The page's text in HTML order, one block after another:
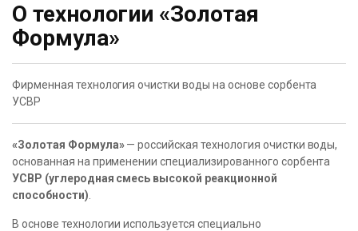
О технологии «Золотая
Формула»
Фирменная технология очистки воды на основе сорбента
УСВР
«Золотая Формула»— российская технология очистки воды,
основанная на применении специализированного сорбента
УСВР (углеродная смесь высокой реакционной
способности)
В основе технологии используется специально